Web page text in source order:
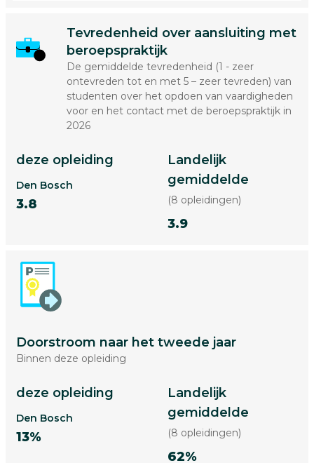
Tevredenheid over aansluiting met
beroepspraktijk
De gemiddelde tevredenheid (1 - zeer
ontevreden tot en met 5 – zeer tevreden) van
studenten over het opdoen van vaardigheden
voor en het contact met de beroepspraktijk in
2026
deze opleiding
Den Bosch
3.8
Landelijk
gemiddelde
(8 opleidingen)
3.9
Doorstroom naar het tweede jaar
Binnen deze opleiding
deze opleiding
Den Bosch
13%
Landelijk
gemiddelde
(8 opleidingen)
62%